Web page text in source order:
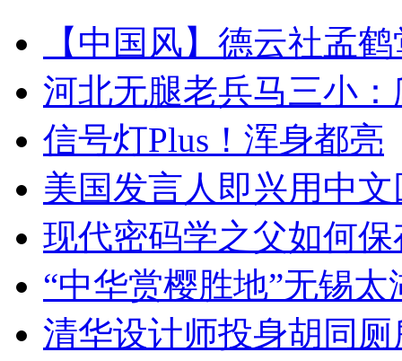
【中国风】德云社孟
河北无腿老兵马三小
信号灯Plus！浑身都亮
美国发言人即兴用中
现代密码学之父如何
“中华赏樱胜地”无锡
清华设计师投身胡同